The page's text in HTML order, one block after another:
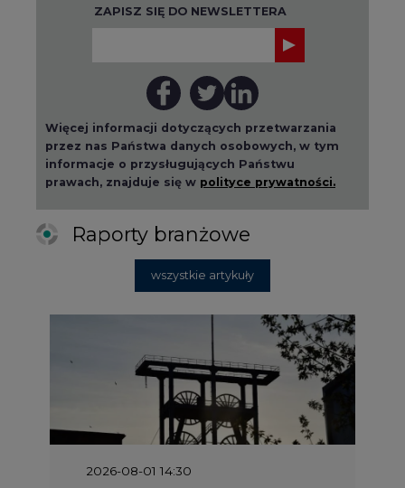
ZAPISZ SIĘ DO NEWSLETTERA
Więcej informacji dotyczących przetwarzania
przez nas Państwa danych osobowych, w tym
informacje o przysługujących Państwu
prawach, znajduje się w polityce prywatności.
Raporty branżowe
wszystkie artykuły
2026-08-01 14:30